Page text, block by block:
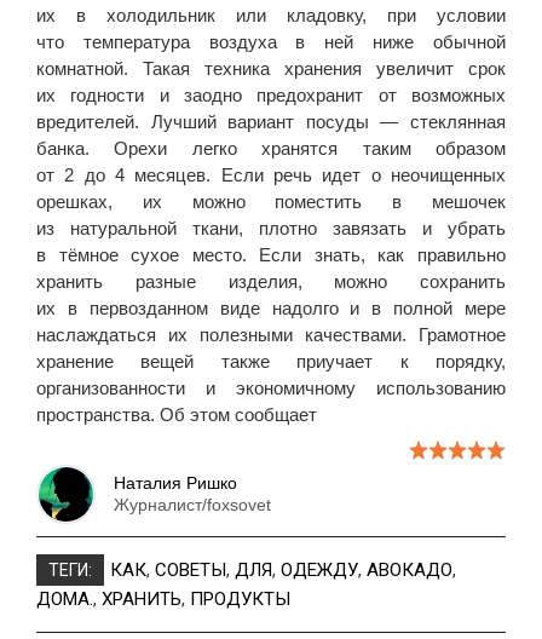
их в холодильник или кладовку, при условии
что температура воздуха в ней ниже обычной
комнатной. Такая техника хранения увеличит срок
их годности и заодно предохранит от возможных
вредителей. Лучший вариант посуды — стеклянная
банка. Орехи легко хранятся таким образом
от 2 до 4 месяцев. Если речь идет о неочищенных
орешках, их можно поместить в мешочек
из натуральной ткани, плотно завязать и убрать
в тёмное сухое место. Если знать, как правильно
хранить разные изделия, можно сохранить
их в первозданном виде надолго и в полной мере
наслаждаться их полезными качествами. Грамотное
хранение вещей также приучает к порядку,
организованности и экономичному использованию
пространства. Об этом сообщает
Наталия Ришко
Журналист/foxsovet
ТЕГИ: КАК, СОВЕТЫ, ДЛЯ, ОДЕЖДУ, АВОКАДО,
ДОМА., ХРАНИТЬ, ПРОДУКТЫ